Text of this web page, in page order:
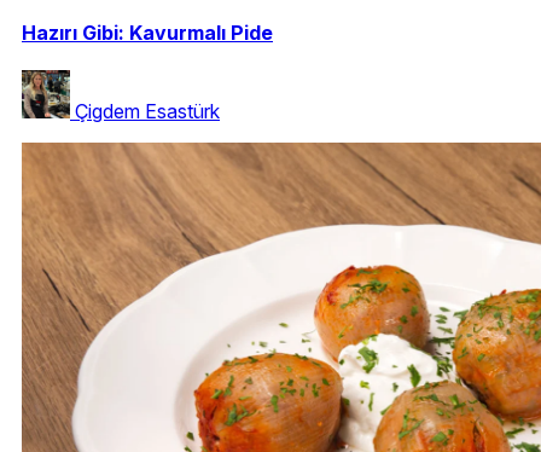
Hazırı Gibi: Kavurmalı Pide
Çigdem Esastürk